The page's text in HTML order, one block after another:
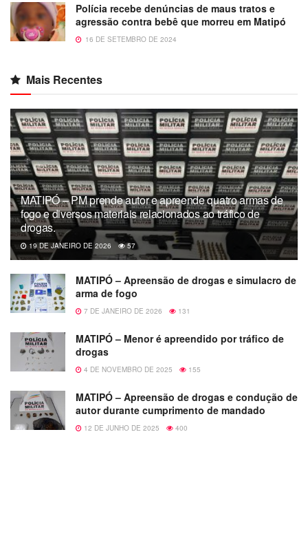
Polícia recebe denúncias de maus tratos e
agressão contra bebê que morreu em Matipó
16 DE SETEMBRO DE 2024
Mais Recentes
MATIPÓ – PM prende autor e apreende quatro armas de
fogo e diversos materiais relacionados ao tráfico de
drogas.
19 DE JANEIRO DE 2026 57
MATIPÓ – Apreensão de drogas e simulacro de
arma de fogo
7 DE JANEIRO DE 2026 131
MATIPÓ – Menor é apreendido por tráfico de
drogas
4 DE NOVEMBRO DE 2025 155
MATIPÓ – Apreensão de drogas e condução de
autor durante cumprimento de mandado
12 DE JUNHO DE 2025 400